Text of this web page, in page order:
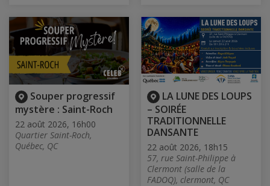
Souper progressif
mystère : Saint-Roch
22 août 2026, 16h00
Quartier Saint-Roch,
Québec, QC
LA LUNE DES LOUPS
– SOIRÉE
TRADITIONNELLE
DANSANTE
22 août 2026, 18h15
57, rue Saint-Philippe à
Clermont (salle de la
FADOQ), clermont, QC